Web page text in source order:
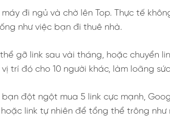
đi ngủ và chờ lên Top. Thực tế
như việc bạn đi thuê nhà.
gỡ link sau vài tháng, hoặc chuyển
trí đó cho 10 người khác, làm loãng
đột ngột mua 5 link cực mạnh,
link tự nhiên để tổng thể trông